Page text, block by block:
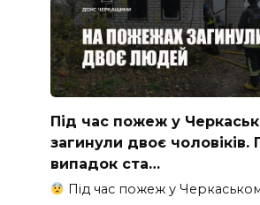
Під час пожеж у
загинули двоє
випадок ста…
Під час пожеж у